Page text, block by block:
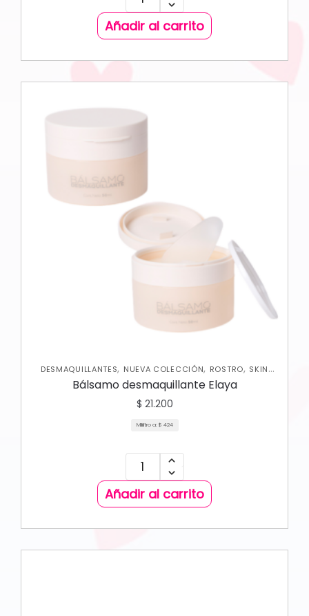
Añadir al carrito
DESMAQUILLANTES, NUEVA COLECCIÓN, ROSTRO, SKIN
CARE FACIAL
Bálsamo desmaquillante Elaya
$ 21.200
Mililitro a: $ 424
Añadir al carrito